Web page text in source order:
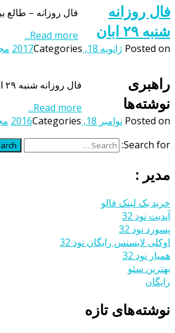
فال روزانه – طالع بینی روز پنجشنبه ۳۰ دی ۹۵این فال به صورت منظم و روزانه و بر اساس ماه
Read more...
Posted on ژانویه 18, 2017 Categories
فال روزانه
شنبه ۲۹ ابان
فال روزانه شنبه ۲۹ ابان ماه ۹۵این فال به صورت منظم و روزانه و بر اساس ماه تولد اشخاص بروزرسانی می شود بنابراین شما می توانید با مراجعه به این صفحه از فال روزانه خود […]
Read more...
Posted on نوامبر 18, 2016 Categories
راهبری
نوشته‌ها
Search for:
مدیر :
خرید بک لینک فالو
آپدیت نود 32
پسورد نود 32
اوکلی لایسنس رایگان نود 32
همیار نود 32
بهترین سئو
رایگان
نوشته‌های تازه